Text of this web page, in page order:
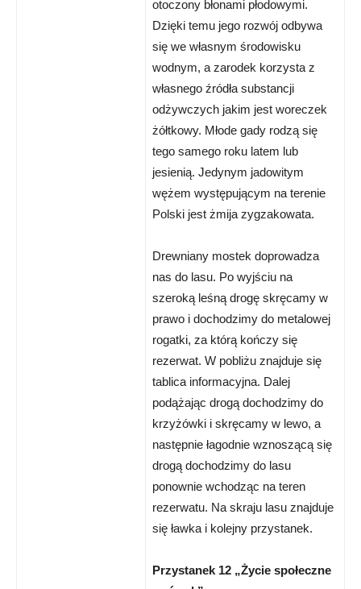
otoczony błonami płodowymi.
Dzięki temu jego rozwój odbywa
się we własnym środowisku
wodnym, a zarodek korzysta z
własnego źródła substancji
odżywczych jakim jest woreczek
żółtkowy. Młode gady rodzą się
tego samego roku latem lub
jesienią. Jedynym jadowitym
wężem występującym na terenie
Polski jest żmija zygzakowata.
Drewniany mostek doprowadza
nas do lasu. Po wyjściu na
szeroką leśną drogę skręcamy w
prawo i dochodzimy do metalowej
rogatki, za którą kończy się
rezerwat. W pobliżu znajduje się
tablica informacyjna. Dalej
podążając drogą dochodzimy do
krzyżówki i skręcamy w lewo, a
następnie łagodnie wznoszącą się
drogą dochodzimy do lasu
ponownie wchodząc na teren
rezerwatu. Na skraju lasu znajduje
się ławka i kolejny przystanek.
Przystanek 12 „Życie społeczne